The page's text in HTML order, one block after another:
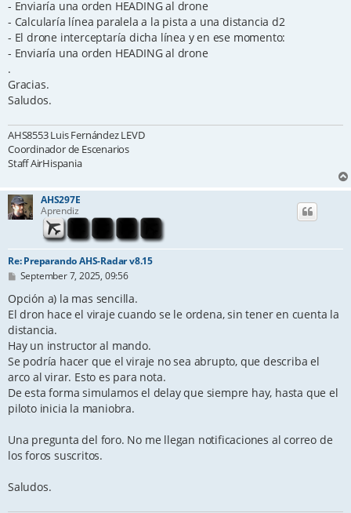
- Enviaría una orden HEADING al drone
- Calcularía línea paralela a la pista a una distancia d2
- El drone interceptaría dicha línea y en ese momento:
- Enviaría una orden HEADING al drone
.
Gracias.
Saludos.
AHS8553 Luis Fernández LEVD
Coordinador de Escenarios
Staff AirHispania
AHS297E
Aprendiz
Re: Preparando AHS-Radar v8.15
P
s
t
September 7, 2025, 09:56
Opción a) la mas sencilla.
El dron hace el viraje cuando se le ordena, sin tener en cuenta la
distancia.
Hay un instructor al mando.
Se podría hacer que el viraje no sea abrupto, que describa el
arco al virar. Esto es para nota.
De esta forma simulamos el delay que siempre hay, hasta que el
piloto inicia la maniobra.
Una pregunta del foro. No me llegan notificaciones al correo de
los foros suscritos.
Saludos.